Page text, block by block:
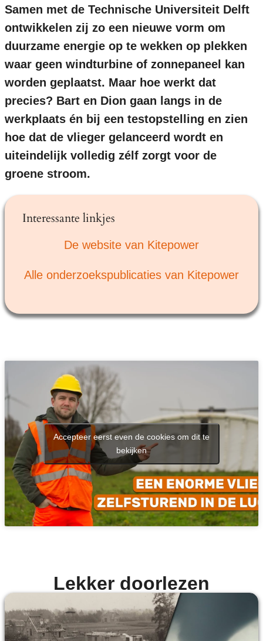
Samen met de Technische Universiteit Delft
ontwikkelen zij zo een nieuwe vorm om
duurzame energie op te wekken op plekken
waar geen windturbine of zonnepaneel kan
worden geplaatst. Maar hoe werkt dat
precies? Bart en Dion gaan langs in de
werkplaats én bij een testopstelling en zien
hoe dat de vlieger gelanceerd wordt en
uiteindelijk volledig zélf zorgt voor de
groene stroom.
Interessante linkjes
De website van Kitepower
Alle onderzoekspublicaties van Kitepower
Accepteer eerst even de cookies om dit te
bekijken
Lekker doorlezen